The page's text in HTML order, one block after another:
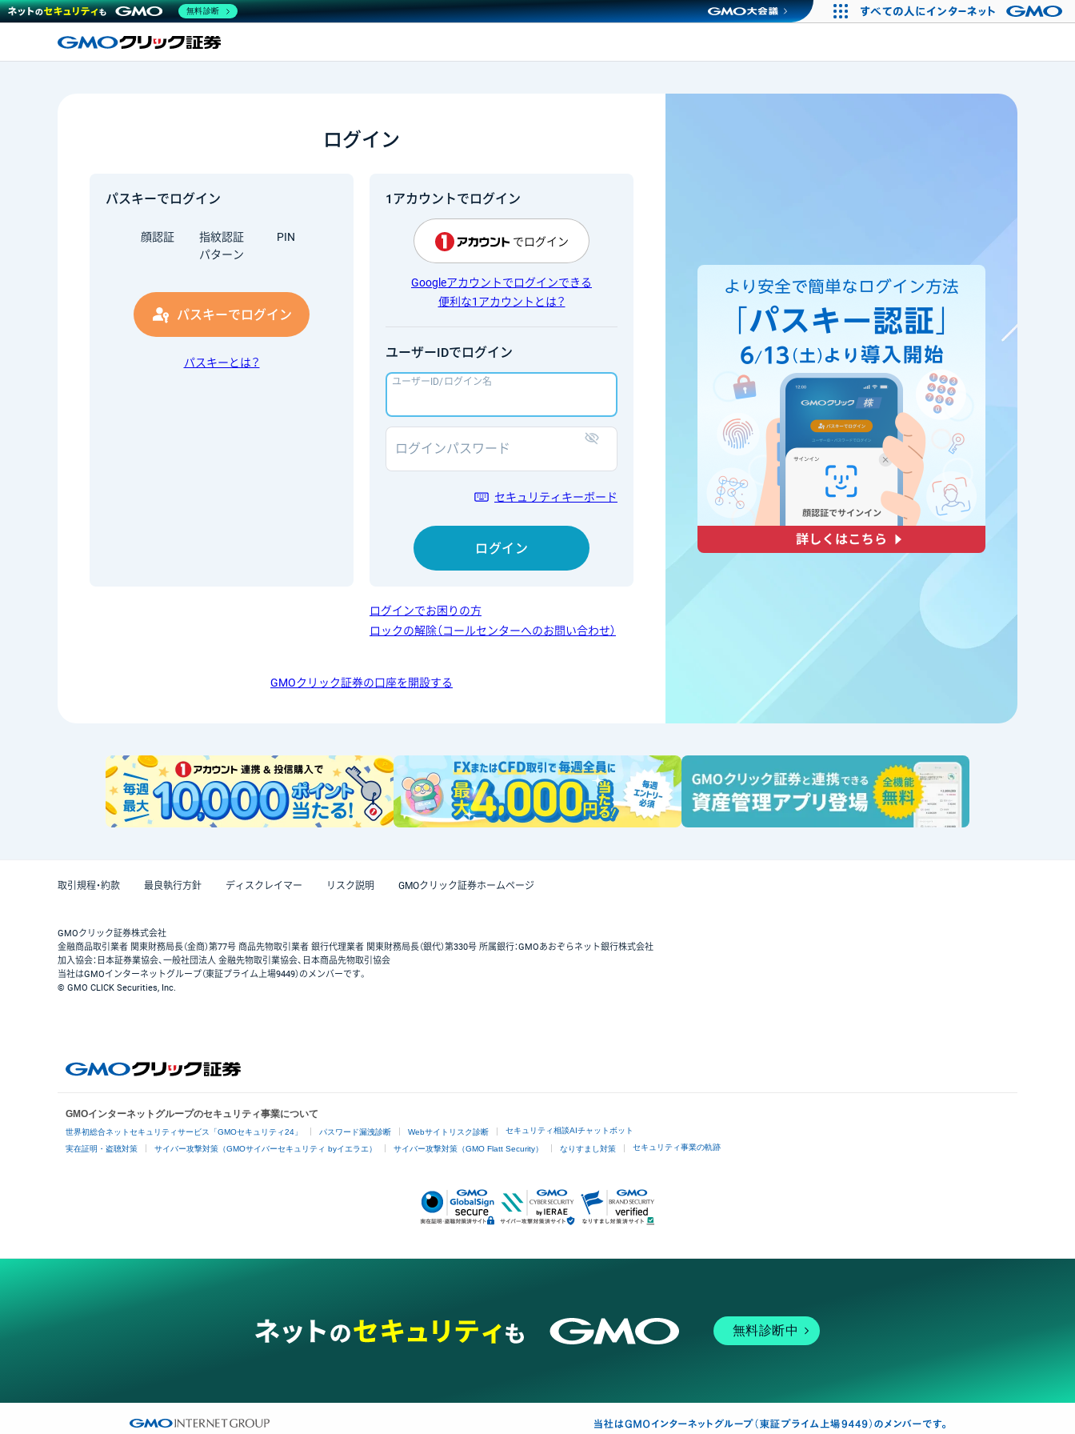
ログイン
パスキーでログイン
顔認証 指紋認証
PIN
パターン
パスキーでログイン
パスキーとは？
1アカウントでログイン
でログイン
Googleアカウントでログインできる
便利な1アカウントとは？
ユーザーIDでログイン
ユーザーID/ログイン名
ログインパスワード
セキュリティキーボード
ログイン
ログインでお困りの方
ロックの解除（コールセンターへのお問い合わせ）
GMOクリック証券の口座を開設する
取引規程・約款 最良執行方針 ディスクレイマー リスク説明 GMOクリック証券ホームページ
GMOクリック証券株式会社
金融商品取引業者 関東財務局長（金商）第77号 商品先物取引業者 銀行代理業者 関東財務局長（銀代）第330号 所属銀行：GMOあおぞらネット銀行株式会社
加入協会：日本証券業協会、一般社団法人 金融先物取引業協会、日本商品先物取引協会
当社はGMOインターネットグループ（東証プライム上場9449）のメンバーです。
© GMO CLICK Securities, Inc.
GMOインターネットグループのセキュリティ事業について
世界初総合ネットセキュリティサービス「GMOセキュリティ24」 パスワード漏洩診断 Webサイトリスク診断 セキュリティ相談AIチャットボット
実在証明・盗聴対策 サイバー攻撃対策（GMOサイバーセキュリティ byイエラエ） サイバー攻撃対策（GMO Flatt Security） なりすまし対策 セキュリティ事業の軌跡
無料診断中
無料診断